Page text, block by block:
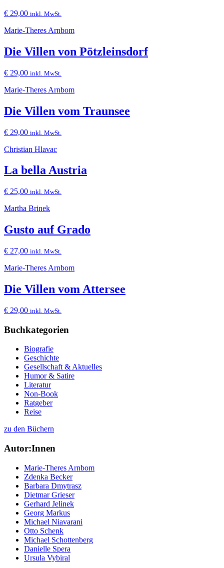
€ 29,00 inkl. MwSt.
Marie-Theres Arnbom
Die Villen von Pötzleinsdorf
€ 29,00 inkl. MwSt.
Marie-Theres Arnbom
Die Villen vom Traunsee
€ 29,00 inkl. MwSt.
Christian Hlavac
La bella Austria
€ 25,00 inkl. MwSt.
Martha Brinek
Gusto auf Grado
€ 27,00 inkl. MwSt.
Marie-Theres Arnbom
Die Villen vom Attersee
€ 29,00 inkl. MwSt.
Buchkategorien
Biografie
Geschichte
Gesellschaft & Aktuelles
Humor & Satire
Literatur
Non-Book
Ratgeber
Reise
zu den Büchern
Autor:Innen
Marie-Theres Arnbom
Zdenka Becker
Barbara Dmytrasz
Dietmar Grieser
Gerhard Jelinek
Georg Markus
Michael Niavarani
Otto Schenk
Michael Schottenberg
Danielle Spera
Ursula Vybiral